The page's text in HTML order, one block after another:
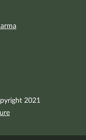
2021